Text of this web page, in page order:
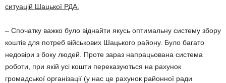
ситуацій Шацької РДА.
– Спочатку важко було віднайти якусь оптимальну систему збору
коштів для потреб військових Шацького району. Було багато
недовіри з боку людей. Проте зараз напрацьована система
роботи, при якій усі кошти переказуються на рахунок
громадської організації (у нас це рахунок районної ради